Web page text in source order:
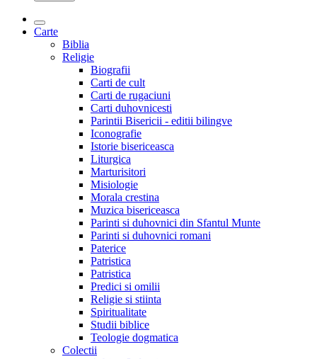
Carte
Biblia
Religie
Biografii
Carti de cult
Carti de rugaciuni
Carti duhovnicesti
Parintii Bisericii - editii bilingve
Iconografie
Istorie bisericeasca
Liturgica
Marturisitori
Misiologie
Morala crestina
Muzica bisericeasca
Parinti si duhovnici din Sfantul Munte
Parinti si duhovnici romani
Paterice
Patristica
Patristica
Predici si omilii
Religie si stiinta
Spiritualitate
Studii biblice
Teologie dogmatica
Colectii